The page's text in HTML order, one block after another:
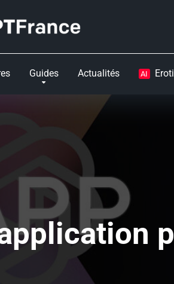
Guides Actualités AI